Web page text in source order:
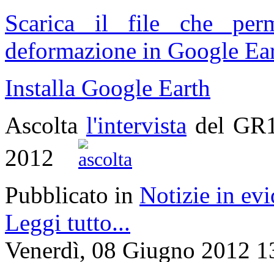
Scarica il file che
deformazione in Google
Installa Google Earth
Ascolta l'intervista del
2012
Pubblicato in Notizie in
Leggi tutto...
Venerdì, 08 Giugno 2012